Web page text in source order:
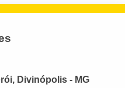
Divinópolis - MG